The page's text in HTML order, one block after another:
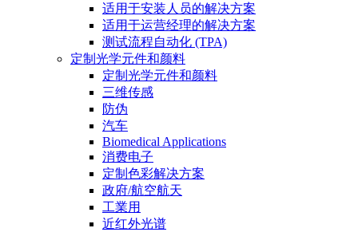
适用于安装人员的解决方案
适用于运营经理的解决方案
测试流程自动化 (TPA)
定制光学元件和颜料
定制光学元件和颜料
三维传感
防伪
汽车
Biomedical Applications
消费电子
定制色彩解决方案
政府/航空航天
工業用
近红外光谱